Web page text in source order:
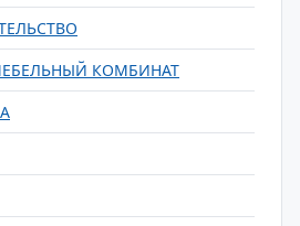
КОМБИНАТ